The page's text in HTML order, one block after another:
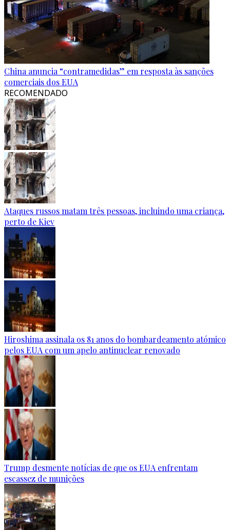
China anuncia “contramedidas” em resposta às sanções
comerciais dos EUA
RECOMENDADO
Ataques russos matam três pessoas, incluindo uma criança,
perto de Kiev
Hiroshima assinala os 81 anos do bombardeamento atómico
pelos EUA com um apelo antinuclear renovado
Trump desmente notícias de que os EUA enfrentam
escassez de munições